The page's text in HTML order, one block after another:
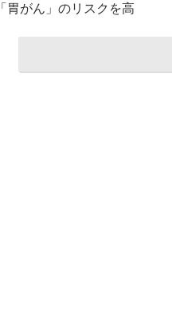
「胃がん」のリスクを高